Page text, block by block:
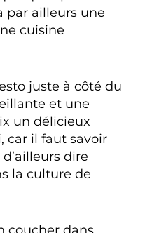
par ailleurs une
cuisine
juste à côté du
et une
un délicieux
car il faut savoir
dire
la culture de